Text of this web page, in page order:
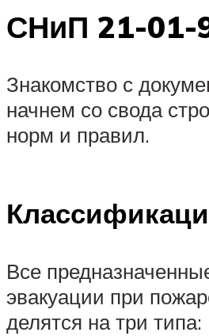
СНиП 21-01-
Знакомство с
начнем со свода
норм и правил.
Все
эвакуации при
делятся на три типа: